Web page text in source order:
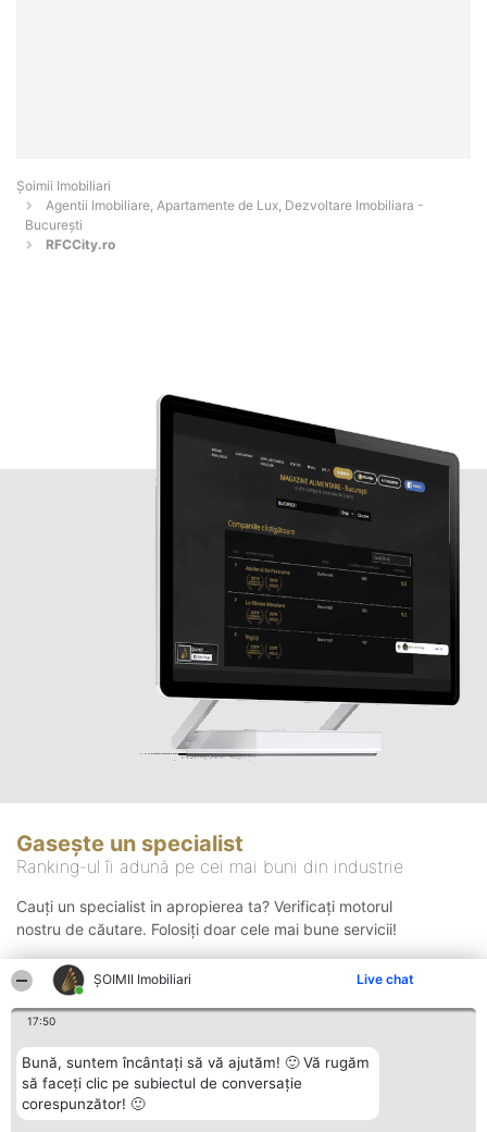
ȘOIMII Imobiliari Live chat
17:50
Bună, suntem încântați să vă ajutăm! 🙂 Vă rugăm
să faceți clic pe subiectul de conversație
corespunzător! 🙂
Șoimii Imobiliari
Agentii Imobiliare, Apartamente de Lux, Dezvoltare Imobiliara -
Bucureşti
RFCCity.ro
Gasește un specialist
Ranking-ul îi adună pe cei mai buni din industrie
Cauți un specialist in apropierea ta? Verificați motorul
nostru de căutare. Folosiți doar cele mai bune servicii!